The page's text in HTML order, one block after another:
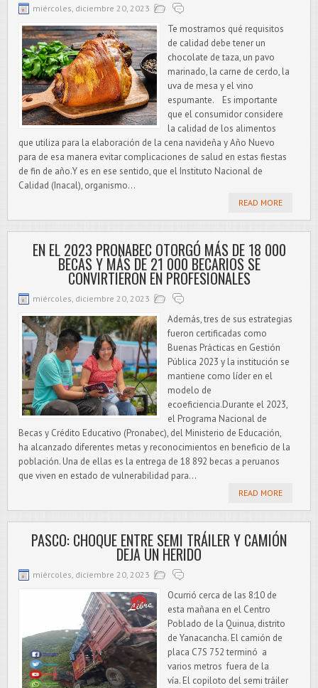
miércoles, diciembre 20, 2023
Te mostramos qué requisitos
de calidad debe tener un
chocolate de taza, un pavo
marinado, la carne de cerdo, la
uva de mesa y el vino
espumante. Es importante
que el consumidor considere
la calidad de los alimentos
que utiliza para la elaboración de la cena navideña y Año Nuevo
para de esa manera evitar complicaciones de salud en estas fiestas
de fin de año.Y es en ese sentido, que el Instituto Nacional de
Calidad (Inacal), organismo...
READ MORE
EN EL 2023 PRONABEC OTORGÓ MÁS DE 18 000
BECAS Y MÁS DE 21 000 BECARIOS SE
CONVIRTIERON EN PROFESIONALES
miércoles, diciembre 20, 2023
Además, tres de sus estrategias
fueron certificadas como
Buenas Prácticas en Gestión
Pública 2023 y la institución se
mantiene como líder en el
modelo de
ecoeficiencia.Durante el 2023,
el Programa Nacional de
Becas y Crédito Educativo (Pronabec), del Ministerio de Educación,
ha alcanzado diferentes metas y reconocimientos en beneficio de la
población. Una de ellas es la entrega de 18 892 becas a peruanos
que viven en estado de vulnerabilidad para...
READ MORE
PASCO: CHOQUE ENTRE SEMI TRÁILER Y CAMIÓN
DEJA UN HERIDO
miércoles, diciembre 20, 2023
Ocurrió cerca de las 8:10 de
esta mañana en el Centro
Poblado de la Quinua, distrito
de Yanacancha. El camión de
placa C7S 752 terminó a
varios metros fuera de la
vía. El copiloto del semi tráiler